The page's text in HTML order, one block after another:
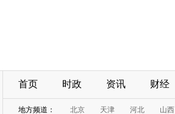
首页 时政 资讯 财经
地方频道： 北京 天津 河北
山西